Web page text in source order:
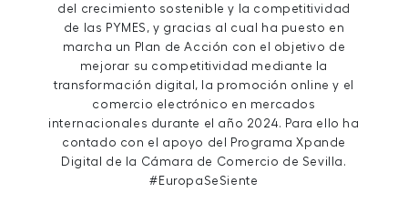
del crecimiento sostenible y la competitividad
de las PYMES, y gracias al cual ha puesto en
marcha un Plan de Acción con el objetivo de
mejorar su competitividad mediante la
transformación digital, la promoción online y el
comercio electrónico en mercados
internacionales durante el año 2024. Para ello ha
contado con el apoyo del Programa Xpande
Digital de la Cámara de Comercio de Sevilla.
#EuropaSeSiente